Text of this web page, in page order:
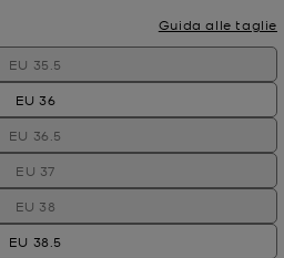
Guida alle taglie
EU 35.5
EU 36
EU 36.5
EU 37
EU 38
EU 38.5